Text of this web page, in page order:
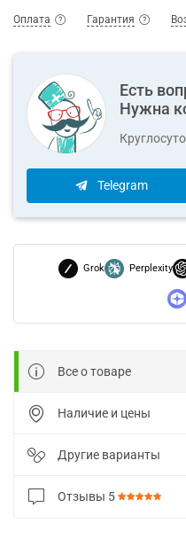
Оплата Гарантия
Есть
Нужна
Telegram
Grok Perplexity
Все о товаре
Наличие и цены
Другие варианты
Отзывы 5